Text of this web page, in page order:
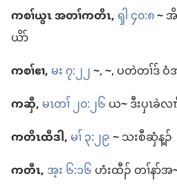
ကစၢ်​ယွၤ အ​တၢ်​ကတိၤ,ၡါ ၄၀:၈~
ယိာ်
ကစၢ်​ဧၢ,မး ၇:၂၂~,~, ပ​တဲ​တၢ်​ဒ် ဝံ​
ကဆှီ,မၤတၢ် ၂၀:၂၆ယ~ဒီး​ပှၤ​ခဲ
ကတိၤ​ထီဒါ,မၢ် ၃:၂၉~သးစီဆှံ​န့ၣ်
ကတီၤ,အ့း ၆:၁၆ဟံးထီၣ်​ တၢ်နာ်​အ